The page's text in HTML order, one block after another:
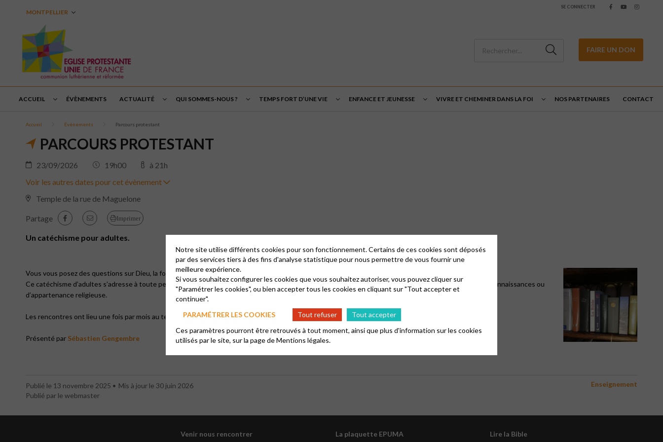
MONTPELLIER
SE CONNECTER
FAIRE UN DON
ACCUEIL ÉVÈNEMENTS ACTUALITÉ QUI SOMMES-NOUS ? TEMPS FORT D’UNE VIE ENFANCE ET JEUNESSE VIVRE ET CHEMINER DANS LA FOI NOS PARTENAIRES CONTACT
Accueil Évènements Parcours protestant
PARCOURS PROTESTANT
23/09/2026 19h00
à 21h
Voir les autres dates pour cet évènement
Temple de la rue de Maguelone
Partage Imprimer
Un catéchisme pour adultes.
Vous vous posez des questions sur Dieu, la foi, la prière… ? Vous êtes en recherche spirituelle ? Vous aimeriez mieux connaître le protestantisme ?
Ce catéchisme d’adultes s’adresse à toute personne désireuse d’approfondir, de questionner, de partager en toute liberté, sans condition préalable de connaissances ou
d’appartenance religieuse.
Les rencontres ont lieu une fois par mois au temple de la rue de Maguelone, lemercredi soir de 19h30 à 21h.
Présenté par Sébastien Gengembre
Publié le 13 novembre 2025
Mis à jour le 30 juin 2026
Publié par le webmaster
Enseignement
Venir nous rencontrer La plaquette EPUMA Lire la Bible
Notre site utilise différents cookies pour son fonctionnement. Certains de ces cookies sont déposés
par des services tiers à des fins d'analyse statistique pour nous permettre de vous fournir une
meilleure expérience.
Si vous souhaitez configurer les cookies que vous souhaitez autoriser, vous pouvez cliquer sur
"Paramétrer les cookies", ou bien accepter tous les cookies en cliquant sur "Tout accepter et
continuer".
PARAMÉTRER LES COOKIES
Tout refuser
Tout accepter
Ces paramètres pourront être retrouvés à tout moment, ainsi que plus d'information sur les cookies
utilisés par le site, sur la page deMentions légales.